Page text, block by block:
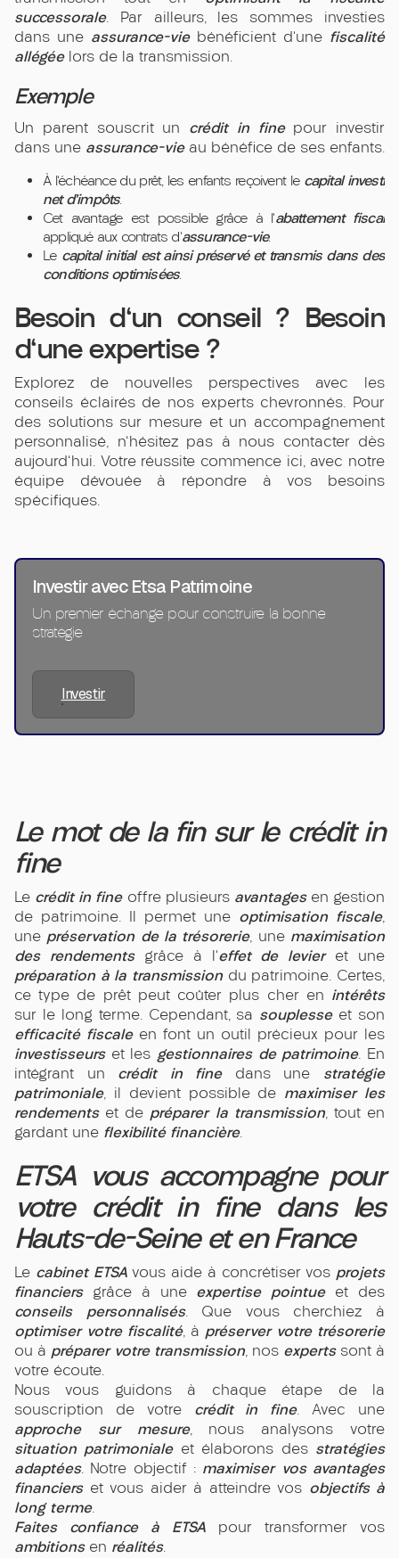
successorale. Par ailleurs, les sommes investies
dans une assurance-viebénéficient d’une fiscalité
allégéelors de la transmission.
Exemple
Un parent souscrit un crédit in finepour investir
dans une assurance-vieau bénéfice de ses enfants.
À l’échéance du prêt, les enfants reçoivent le capital investi
net d’impôts.
Cet avantage est possible grâce à l’abattement fiscal
appliqué aux contrats d’assurance-vie.
Le capital initial est ainsi préservé et transmis dans des
conditions optimisées.
Besoin d'un conseil ? Besoin
d'une expertise ?
Explorez de nouvelles perspectives avec les
conseils éclairés de nos experts chevronnés. Pour
des solutions sur mesure et un accompagnement
personnalisé, n'hésitez pas à nous contacter dès
aujourd'hui. Votre réussite commence ici, avec notre
équipe dévouée à répondre à vos besoins
spécifiques.
Investir avec Etsa Patrimoine
Un premier échange pour construire la bonne
stratégie
Investir
Le mot de la fin sur le crédit in
fine
Le crédit in fineoffre plusieurs avantagesen gestion
de patrimoine. Il permet une optimisation fiscale,
une préservation de la trésorerie, une maximisation
des rendementsgrâce à l’effet de levieret une
préparation à la transmissiondu patrimoine. Certes,
ce type de prêt peut coûter plus cher en intérêts
sur le long terme. Cependant, sa souplesseet son
efficacité fiscaleen font un outil précieux pour les
investisseurset les gestionnaires de patrimoine. En
intégrant un crédit in finedans une stratégie
patrimoniale, il devient possible de maximiser les
rendementset de préparer la transmission, tout en
gardant une flexibilité financière.
ETSA vous accompagne pour
votre crédit in fine dans les
Hauts-de-Seine et en France
Le cabinet ETSAvous aide à concrétiser vos projets
financiersgrâce à une expertise pointueet des
conseils personnalisés. Que vous cherchiez à
optimiser votre fiscalité, à préserver votre trésorerie
ou à préparer votre transmission, nos expertssont à
votre écoute.
Nous vous guidons à chaque étape de la
souscription de votre crédit in fine. Avec une
approche sur mesure, nous analysons votre
situation patrimonialeet élaborons des stratégies
adaptées. Notre objectif : maximiser vos avantages
financierset vous aider à atteindre vos objectifs à
long terme.
Faites confiance à ETSA pour transformer vos
ambitionsen réalités.